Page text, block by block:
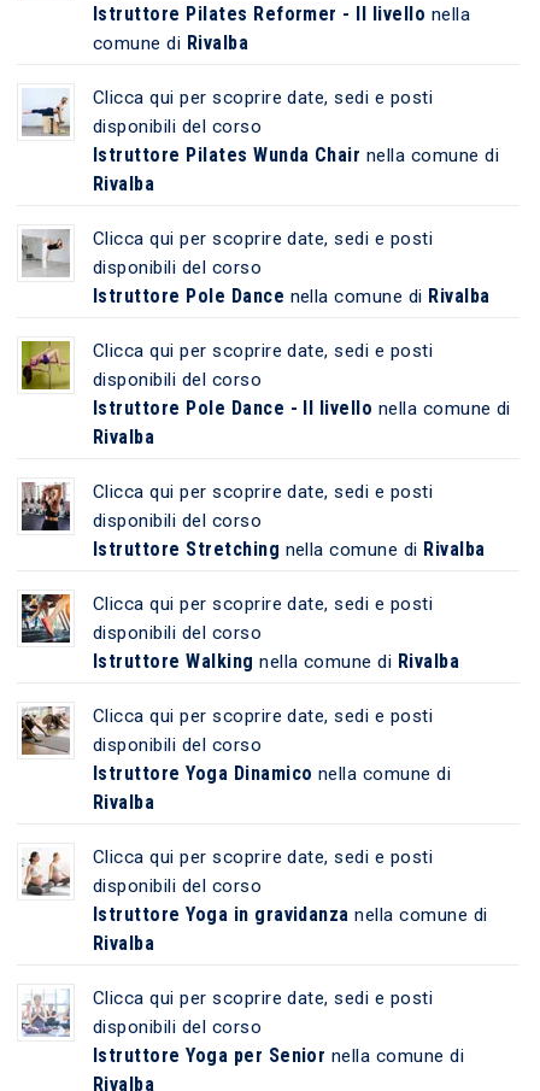
Istruttore Pilates Reformer - II livello nella
comune di Rivalba
Clicca qui per scoprire date, sedi e posti
disponibili del corso
Istruttore Pilates Wunda Chair nella comune di
Rivalba
Clicca qui per scoprire date, sedi e posti
disponibili del corso
Istruttore Pole Dance nella comune di Rivalba
Clicca qui per scoprire date, sedi e posti
disponibili del corso
Istruttore Pole Dance - II livello nella comune di
Rivalba
Clicca qui per scoprire date, sedi e posti
disponibili del corso
Istruttore Stretching nella comune di Rivalba
Clicca qui per scoprire date, sedi e posti
disponibili del corso
Istruttore Walking nella comune di Rivalba
Clicca qui per scoprire date, sedi e posti
disponibili del corso
Istruttore Yoga Dinamico nella comune di
Rivalba
Clicca qui per scoprire date, sedi e posti
disponibili del corso
Istruttore Yoga in gravidanza nella comune di
Rivalba
Clicca qui per scoprire date, sedi e posti
disponibili del corso
Istruttore Yoga per Senior nella comune di
Rivalba